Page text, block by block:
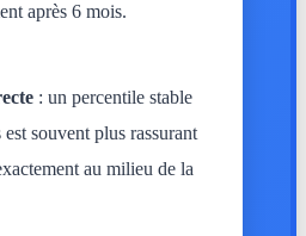
après 6 mois.
: un percentile stable
est souvent plus rassurant
au milieu de la